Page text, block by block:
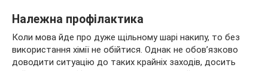
Належна профілактика
Коли мова йде про дуже щільному шарі накипу, то без
використання хімії не обійтися. Однак не обов’язково
доводити ситуацію до таких крайніх заходів, досить